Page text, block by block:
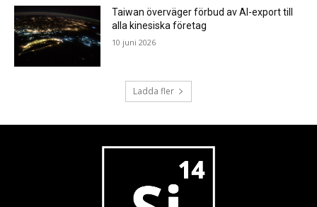
Taiwan överväger förbud av AI-export till
alla kinesiska företag
10 juni 2026
Ladda fler